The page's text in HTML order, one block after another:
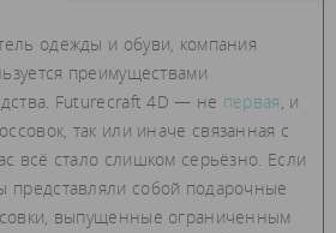
одежды и обуви, компания
преимуществами
Futurecraft 4D — не первая, и
так или иначе связанная с
всё стало слишком серьёзно. Если
представляли собой подарочные
выпущенные ограниченным